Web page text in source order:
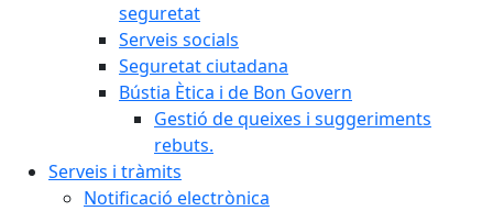
seguretat
Serveis socials
Seguretat ciutadana
Bústia Ètica i de Bon Govern
Gestió de queixes i suggeriments
rebuts.
Serveis i tràmits
Notificació electrònica